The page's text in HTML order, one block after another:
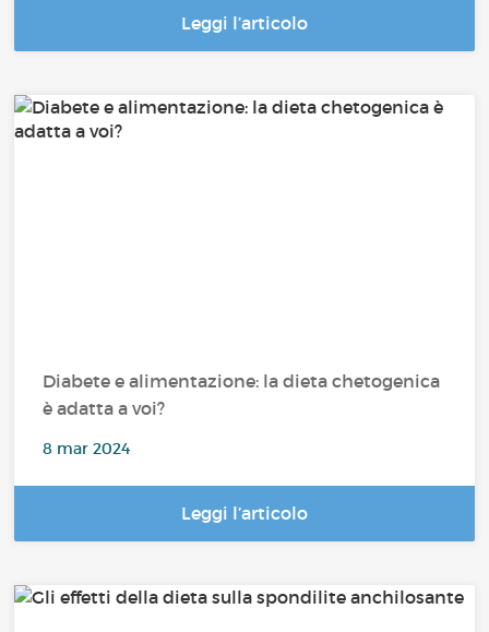
Leggi l’articolo
Diabete e alimentazione: la dieta chetogenica
è adatta a voi?
8 mar 2024
Leggi l’articolo